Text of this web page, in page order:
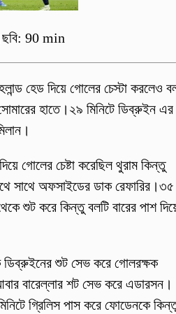
90 min
হেড দিয়ে গোলের চেস্টা করলেও
হাতে।২৯ মিনিটে ডিব্রুইন এর
গোলের চেষ্টা করেছিল থুরাম কিন্তু
সাথে অফসাইডের ডাক রেফারির।৩৫
শুট করে কিন্তু বলটি বারের পাশ
ডিব্রুইনের শুট সেভ করে গোলরক্ষক
বারেল্লার শট সেভ করে এডারসন।
গ্রিলিস পাস করে ফোডেনকে